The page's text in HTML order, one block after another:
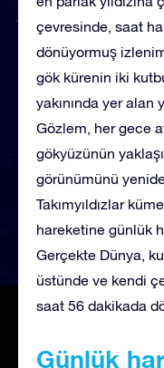
çevresinde, saat
dönüyormuş
gök kürenin iki
yakınında yer alan
Gözlem, her gece
gökyüzünün
görünümünü
Takımyıldızlar
hareketine günlük
Gerçekte Dünya,
üstünde ve kendi
saat 56 dakikada
Günlük